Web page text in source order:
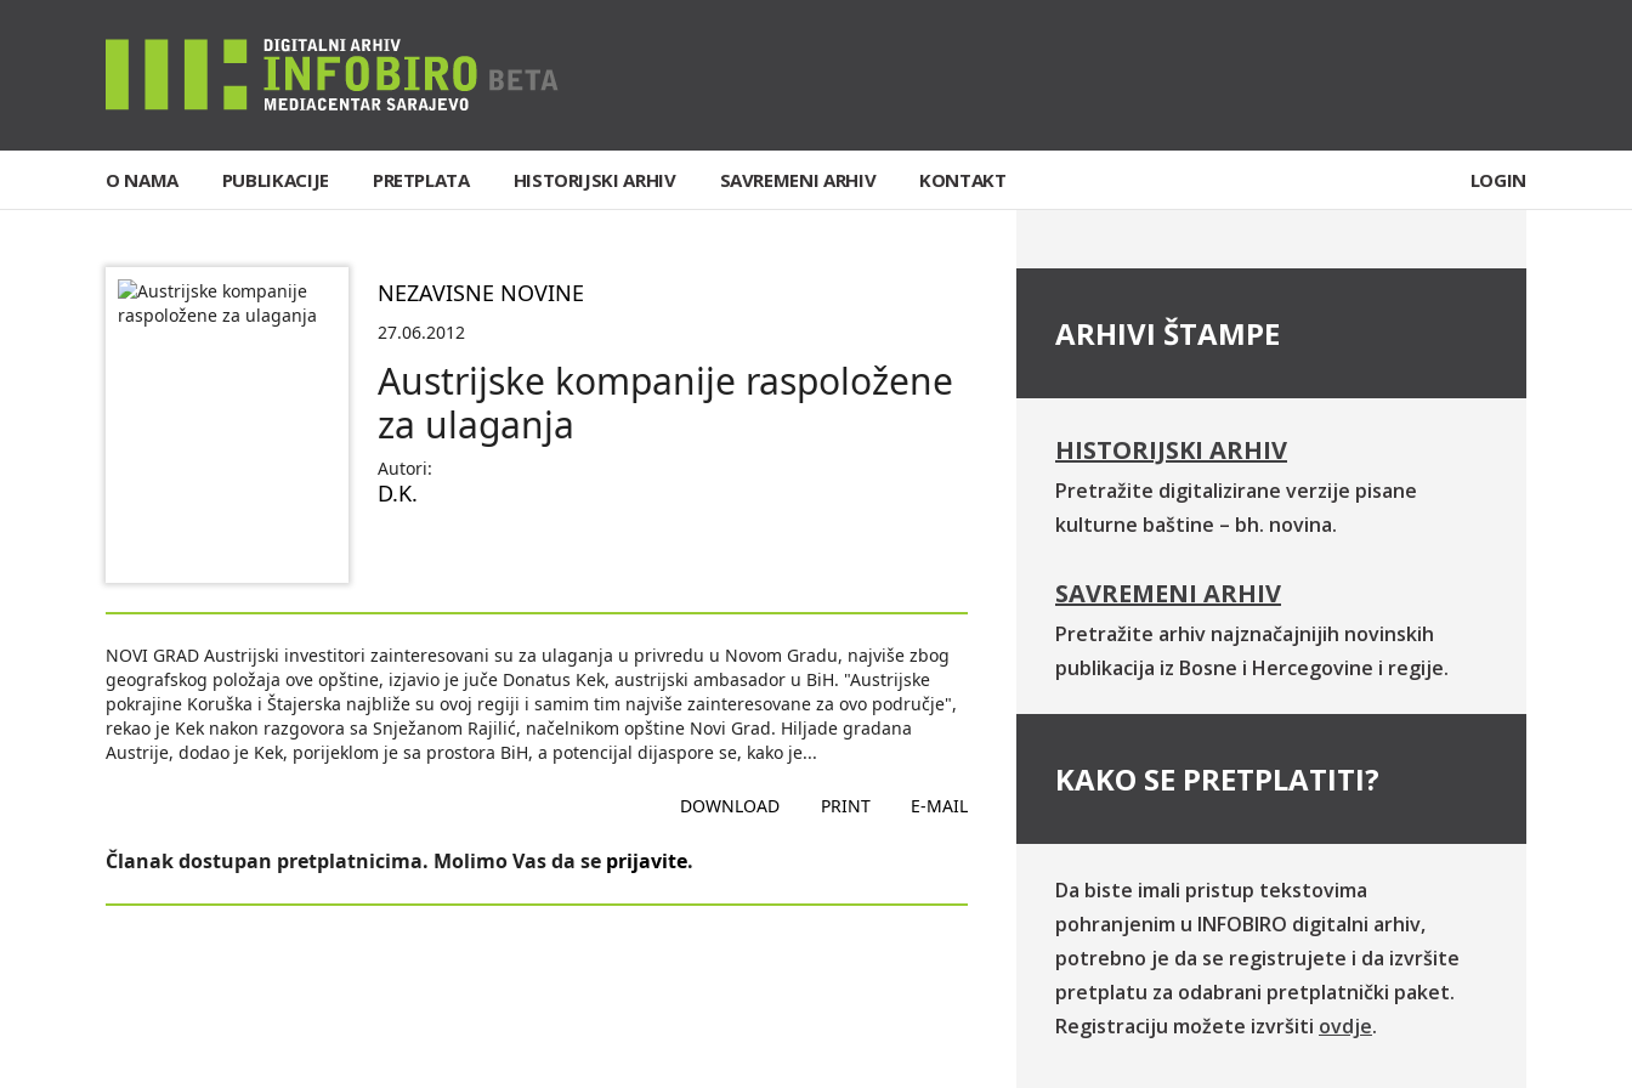
O NAMA PUBLIKACIJE PRETPLATA HISTORIJSKI ARHIV SAVREMENI ARHIV KONTAKT LOGIN
NEZAVISNE NOVINE
27.06.2012
Austrijske kompanije raspoložene
za ulaganja
Autori:
D.K.
NOVI GRAD Austrijski investitori zainteresovani su za ulaganja u privredu u Novom Gradu, najviše zbog
geografskog položaja ove opštine, izjavio je juče Donatus Kek, austrijski ambasador u BiH. "Austrijske
pokrajine Koruška i Štajerska najbliže su ovoj regiji i samim tim najviše zainteresovane za ovo područje",
rekao je Kek nakon razgovora sa Snježanom Rajilić, načelnikom opštine Novi Grad. Hiljade gradana
Austrije, dodao je Kek, porijeklom je sa prostora BiH, a potencijal dijaspore se, kako je...
DOWNLOAD PRINT E-MAIL
Članak dostupan pretplatnicima. Molimo Vas da se prijavite.
ARHIVI ŠTAMPE
HISTORIJSKI ARHIV
Pretražite digitalizirane verzije pisane
kulturne baštine – bh. novina.
SAVREMENI ARHIV
Pretražite arhiv najznačajnijih novinskih
publikacija iz Bosne i Hercegovine i regije.
KAKO SE PRETPLATITI?
Da biste imali pristup tekstovima
pohranjenim u INFOBIRO digitalni arhiv,
potrebno je da se registrujete i da izvršite
pretplatu za odabrani pretplatnički paket.
Registraciju možete izvršiti ovdje.